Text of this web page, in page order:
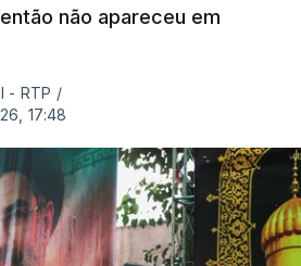
não apareceu em
- RTP /
17:48